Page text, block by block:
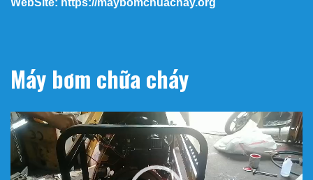
Máy bơm chữa cháy
Trình
chơi
Video